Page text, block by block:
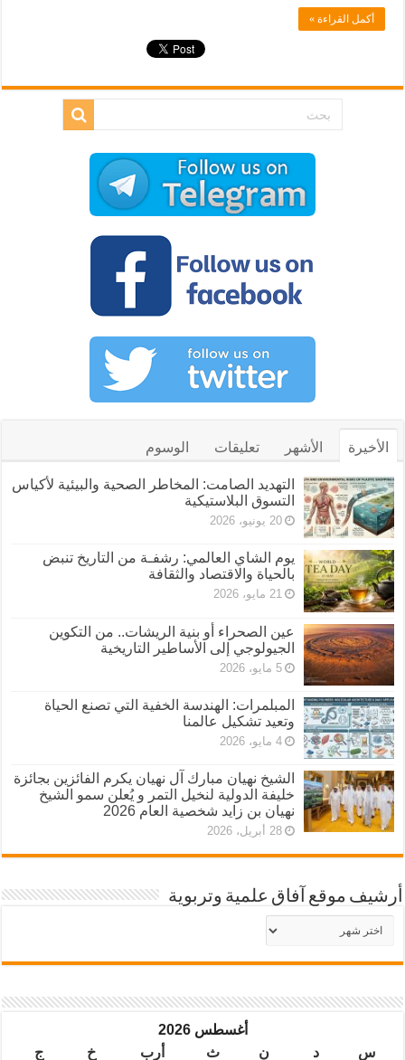
أكمل القراءة »
الأخيرة الأشهر تعليقات الوسوم
التهديد الصامت: المخاطر الصحية والبيئية لأكياس
التسوق البلاستيكية
20 يونيو، 2026
يوم الشاي العالمي: رشفـة من التاريخ تنبض
بالحياة والاقتصاد والثقافة
21 مايو، 2026
عين الصحراء أو بنية الريشات.. من التكوين
الجيولوجي إلى الأساطير التاريخية
5 مايو، 2026
المبلمرات: الهندسة الخفية التي تصنع الحياة
وتعيد تشكيل عالمنا
4 مايو، 2026
الشيخ نهيان مبارك آل نهيان يكرم الفائزين بجائزة
خليفة الدولية لنخيل التمر و يُعلن سمو الشيخ
نهيان بن زايد شخصية العام 2026
28 أبريل، 2026
أرشيف موقع آفاق علمية وتربوية
أرشيف
موقع
أغسطس 2026
س
د ن ث أرب خ ج